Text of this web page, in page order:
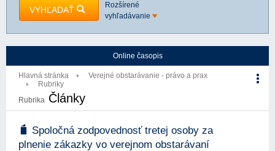
VYHĽADAŤ
Rozšírené
vyhľadávanie
Online časopis
Hlavná stránka
Verejné obstarávanie - právo a prax
Rubriky
Rubrika Články
Spoločná zodpovednosť tretej osoby za
plnenie zákazky vo verejnom obstarávaní